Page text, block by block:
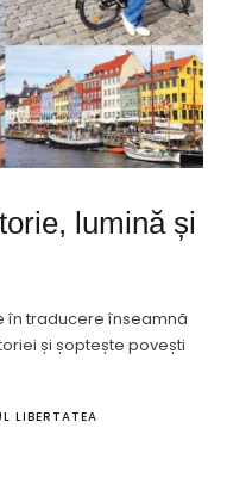
lumină și
în traducere înseamnă
și șoptește povești
LIBERTATEA